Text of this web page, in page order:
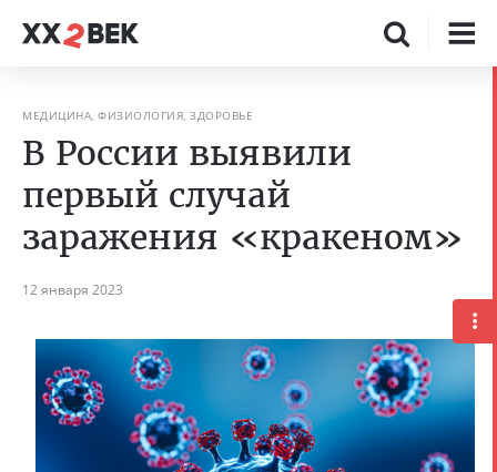
МЕДИЦИНА, ФИЗИОЛОГИЯ, ЗДОРОВЬЕ
В России выявили
первый случай
заражения «‎кракеном»‎
12 января 2023